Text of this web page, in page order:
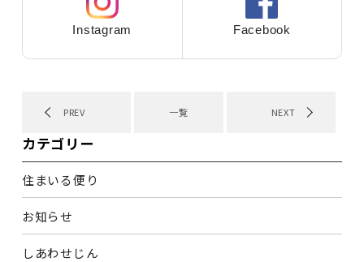
Instagram Facebook
PREV 一覧 NEXT
カテゴリー
住まいる便り
お知らせ
しあわせじん